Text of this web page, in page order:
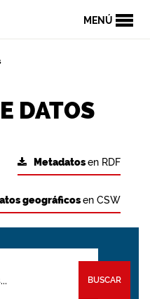
MENÚ
DATOS
Metadatosen RDF
geográficosen CSW
BUSCAR